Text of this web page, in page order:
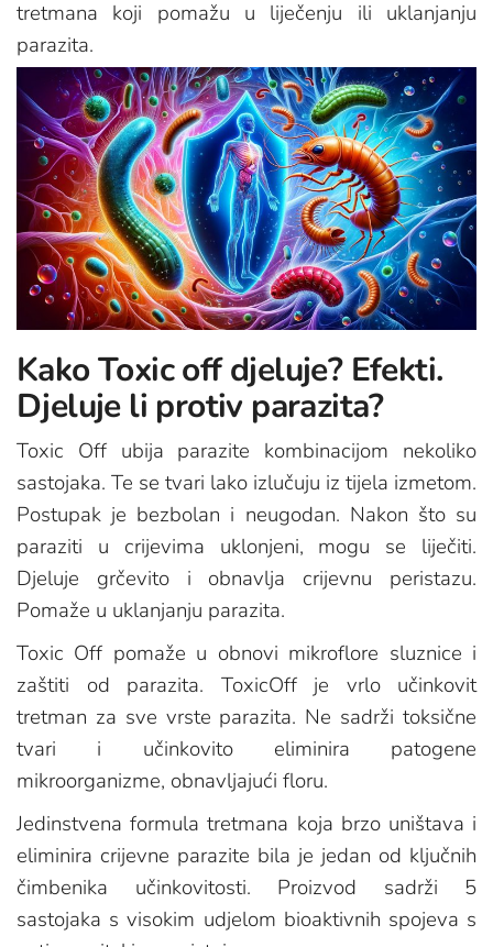
tretmana koji pomažu u liječenju ili uklanjanju
parazita.
Kako Toxic off djeluje? Efekti.
Djeluje li protiv parazita?
Toxic Off ubija parazite kombinacijom nekoliko
sastojaka. Te se tvari lako izlučuju iz tijela izmetom.
Postupak je bezbolan i neugodan. Nakon što su
paraziti u crijevima uklonjeni, mogu se liječiti.
Djeluje grčevito i obnavlja crijevnu peristazu.
Pomaže u uklanjanju parazita.
Toxic Off pomaže u obnovi mikroflore sluznice i
zaštiti od parazita. ToxicOff je vrlo učinkovit
tretman za sve vrste parazita. Ne sadrži toksične
tvari i učinkovito eliminira patogene
mikroorganizme, obnavljajući floru.
Jedinstvena formula tretmana koja brzo uništava i
eliminira crijevne parazite bila je jedan od ključnih
čimbenika učinkovitosti. Proizvod sadrži 5
sastojaka s visokim udjelom bioaktivnih spojeva s